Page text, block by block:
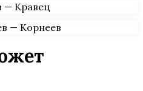
— Кравец
— Корнеев